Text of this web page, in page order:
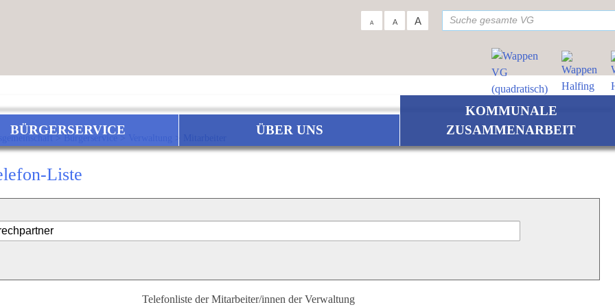
A A A
BÜRGERSERVICE ÜBER UNS
KOMMUNALE
ZUSAMMENARBEIT
>Bürgerservice>
Liste
Telefonliste der Mitarbeiter/innen der Verwaltung